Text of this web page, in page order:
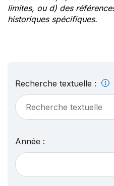
limites, ou d) des
historiques spécifiques.
Recherche textuelle :
Année :